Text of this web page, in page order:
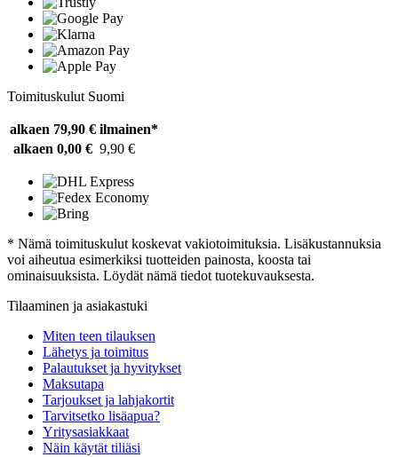
Toimituskulut Suomi
alkaen 79,90 € ilmainen*
alkaen 0,00 € 9,90 €
* Nämä toimituskulut koskevat vakiotoimituksia. Lisäkustannuksia
voi aiheutua esimerkiksi tuotteiden painosta, koosta tai
ominaisuuksista. Löydät nämä tiedot tuotekuvauksesta.
Tilaaminen ja asiakastuki
Miten teen tilauksen
Lähetys ja toimitus
Palautukset ja hyvitykset
Maksutapa
Tarjoukset ja lahjakortit
Tarvitsetko lisäapua?
Yritysasiakkaat
Näin käytät tiliäsi